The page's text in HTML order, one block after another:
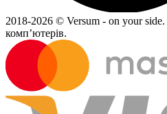
2018-2026 © Versum - on your side.
комп’ютерів.